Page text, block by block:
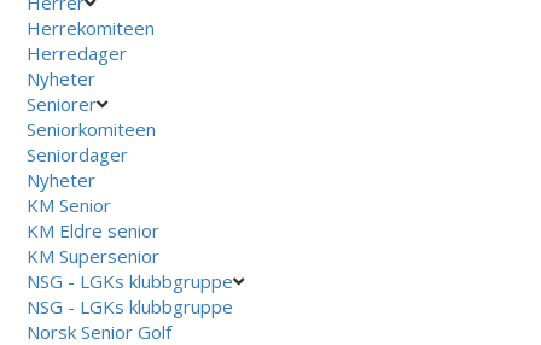
Herrekomiteen
Herredager
Nyheter
Seniorer
Seniorkomiteen
Seniordager
Nyheter
KM Senior
KM Eldre senior
KM Supersenior
NSG - LGKs klubbgruppe
NSG - LGKs klubbgruppe
Norsk Senior Golf